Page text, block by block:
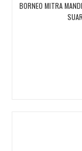
BORNEO MITRA